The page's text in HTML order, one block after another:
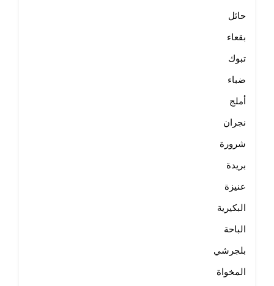
حائل
بقعاء
تبوك
ضباء
أملج
نجران
شرورة
بريدة
عنيزة
البكيرية
الباحة
بلجرشي
المخواة